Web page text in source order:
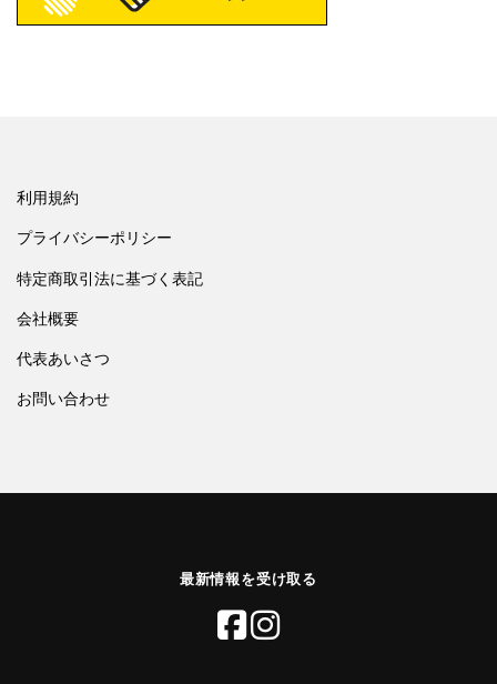
利用規約
プライバシーポリシー
特定商取引法に基づく表記
会社概要
代表あいさつ
お問い合わせ
最新情報を受け取る